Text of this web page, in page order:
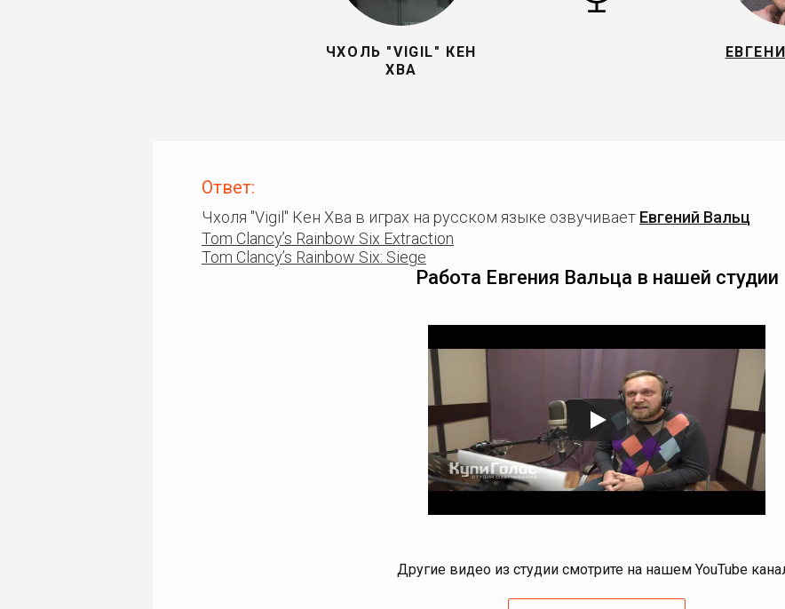
ЧХОЛЬ "VIGIL" КЕН
ХВА
Ответ:
Чхоля "Vigil" Кен Хва в играх на русском языке озвучивает Евгений Вальц
Tom Clancy’s Rainbow Six Extraction
Tom Clancy’s Rainbow Six: Siege
Работа Евгения Вальца в нашей студии
Другие видео из студии смотрите на нашем YouTube